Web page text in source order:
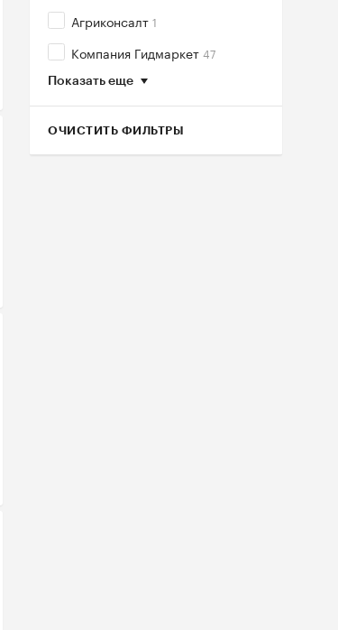
Агриконсалт 1
Компания Гидмаркет 47
Показать еще
ОЧИСТИТЬ ФИЛЬТРЫ